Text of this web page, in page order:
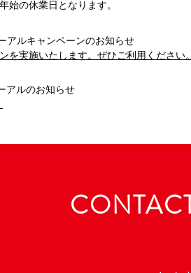
始の休業日となります。
ルキャンペーンのお知らせ
実施いたします。ぜひご利用ください。
ルのお知らせ